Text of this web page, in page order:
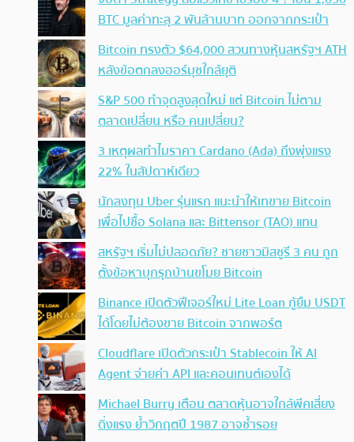
BTC มูลค่าทะลุ 2 พันล้านบาท ออกจากกระเป๋า
Bitcoin ทรงตัว $64,000 สวนทางหุ้นสหรัฐฯ ATH
หลังข้อตกลงฮอร์มุซใกล้ยุติ
S&P 500 ทำจุดสูงสุดใหม่ แต่ Bitcoin ไม่ตาม
ตลาดเปลี่ยน หรือ คนเปลี่ยน?
3 เหตุผลทำไมราคา Cardano (Ada) ถึงพุ่งแรง
22% ในสัปดาห์เดียว
นักลงทุน Uber รุ่นแรก แนะนำให้เทขาย Bitcoin
เพื่อไปซื้อ Solana และ Bittensor (TAO) แทน
สหรัฐฯ เริ่มไม่ปลอดภัย? ชายชาวมิสซูรี 3 คน ถูก
ตั้งข้อหาบุกรุกบ้านขโมย Bitcoin
Binance เปิดตัวฟีเจอร์ใหม่ Lite Loan กู้ยืม USDT
ได้โดยไม่ต้องขาย Bitcoin จากพอร์ต
Cloudflare เปิดตัวกระเป๋า Stablecoin ให้ AI
Agent จ่ายค่า API และคอนเทนต์เองได้
Michael Burry เตือน ตลาดหุ้นอาจใกล้พีคเสี่ยง
ดิ่งแรง ย้ำวิกฤตปี 1987 อาจซ้ำรอย